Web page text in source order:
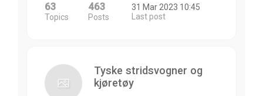
63
Topics
463
Posts
31 Mar 2023 10:45
Last post
Tyske stridsvogner og
kjøretøy